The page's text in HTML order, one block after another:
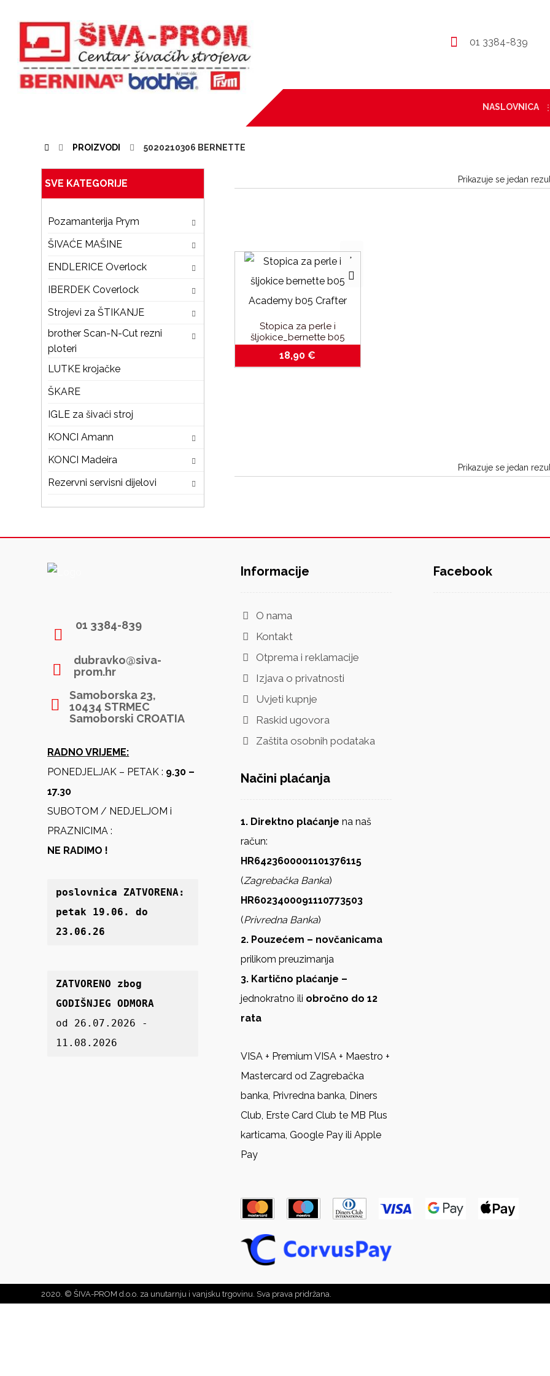
01 3384-839
NASLOVNICA
PROIZVODI 5020210306 BERNETTE
Prikazuje se jedan
Stopica za perle i
šljokice_bernette b05
Academy_b05 Crafter
18,90 €
Prikazuje se jedan
SVE KATEGORIJE
Pozamanterija Prym
ŠIVAĆE MAŠINE
ENDLERICE Overlock
IBERDEK Coverlock
Strojevi za ŠTIKANJE
brother Scan-N-Cut rezni
ploteri
LUTKE krojačke
ŠKARE
IGLE za šivaći stroj
KONCI Amann
KONCI Madeira
Rezervni servisni dijelovi
01 3384-839
dubravko@siva-
prom.hr
Samoborska 23,
10434 STRMEC
Samoborski CROATIA
RADNO VRIJEME:
PONEDJELJAK – PETAK : 9.30 –
17.30
SUBOTOM / NEDJELJOM i
PRAZNICIMA :
NE RADIMO !
poslovnica ZATVORENA:
petak 19 .06. do
23.06.26
ZATVORENO zbog
GODIŠNJEG ODMORA
od 26.07.2026 -
11.08.2026
Informacije
O nama
Kontakt
Otprema i reklamacije
Izjava o privatnosti
Uvjeti kupnje
Raskid ugovora
Zaštita osobnih podataka
Načini plaćanja
1. Direktno plaćanje na naš
račun:
HR6423600001101376115
(Zagrebačka Banka)
HR6023400091110773503
(Privredna Banka)
2. Pouzećem – novčanicama
prilikom preuzimanja
3. Kartično plaćanje –
jednokratno ili obročno do 12
rata
VISA + Premium VISA + Maestro +
Mastercard od Zagrebačka
banka, Privredna banka, Diners
Club, Erste Card Club te MB Plus
karticama, Google Pay ili Apple
Pay
Facebook
2020. © ŠIVA-PROM d.o.o. za unutarnju i vanjsku trgovinu. Sva prava pridržana.